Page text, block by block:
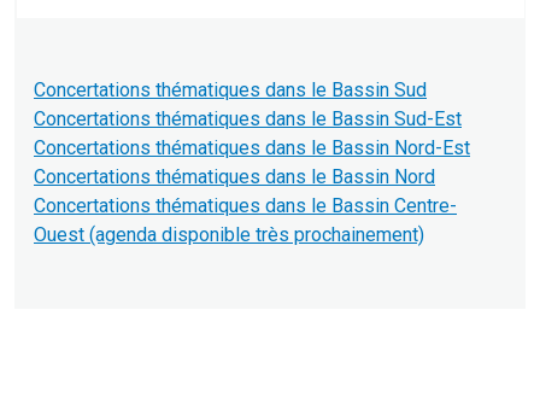
Concertations thématiques dans le Bassin Sud
Concertations thématiques dans le Bassin Sud-Est
Concertations thématiques dans le Bassin Nord-Est
Concertations thématiques dans le Bassin Nord
Concertations thématiques dans le Bassin Centre-
Ouest (agenda disponible très prochainement)